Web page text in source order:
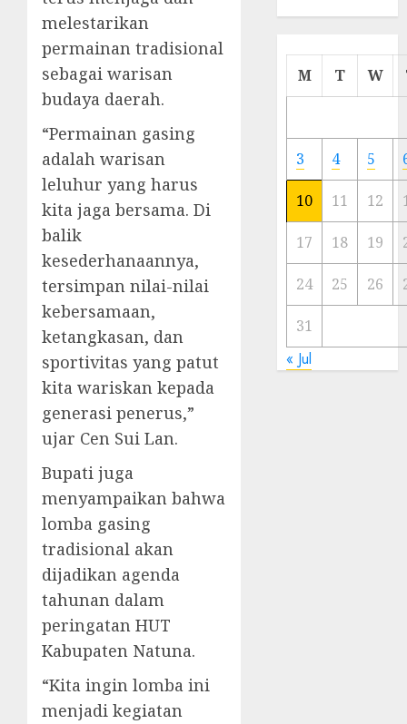
melestarikan
permainan tradisional
sebagai warisan
budaya daerah.
“Permainan gasing
adalah warisan
leluhur yang harus
kita jaga bersama. Di
balik
kesederhanaannya,
tersimpan nilai-nilai
kebersamaan,
ketangkasan, dan
sportivitas yang patut
kita wariskan kepada
generasi penerus,”
ujar Cen Sui Lan.
Bupati juga
menyampaikan bahwa
lomba gasing
tradisional akan
dijadikan agenda
tahunan dalam
peringatan HUT
Kabupaten Natuna.
“Kita ingin lomba ini
menjadi kegiatan
Cermin
Ibu
Kota
23/11/
M T W
3 4 5
10 11 12
17 18 19
24 25 26
31
« Jul